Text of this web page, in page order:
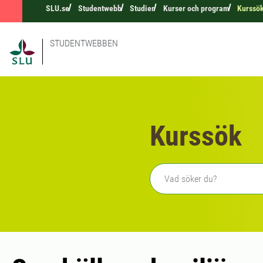
SLU.se Studentwebb Studier Kurser och program
STUDENTWEBBEN
Kurssök
Fritext sökning